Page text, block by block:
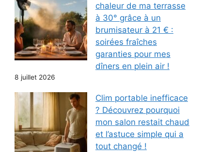
chaleur de ma terrasse
à 30° grâce à un
brumisateur à 21 € :
soirées fraîches
garanties pour mes
dîners en plein air !
8 juillet 2026
Clim portable inefficace
? Découvrez pourquoi
mon salon restait chaud
et l’astuce simple qui a
tout changé !